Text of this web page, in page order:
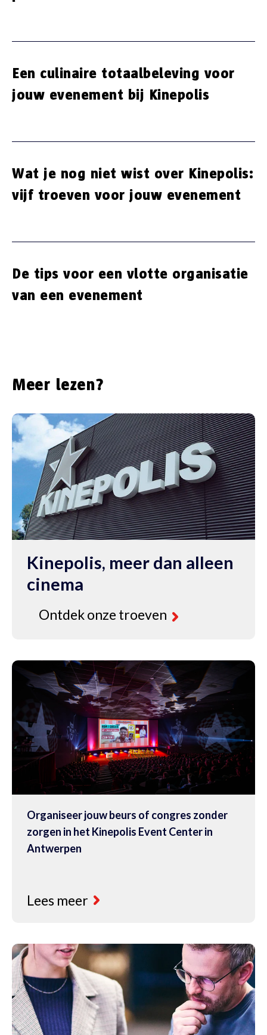
Een culinaire totaalbeleving voor
jouw evenement bij Kinepolis
Wat je nog niet wist over Kinepolis:
vijf troeven voor jouw evenement
De tips voor een vlotte organisatie
van een evenement
Meer lezen?
Kinepolis, meer dan alleen
cinema
Ontdek onze troeven
Organiseer jouw beurs of congres zonder
zorgen in het Kinepolis Event Center in
Antwerpen
Lees meer